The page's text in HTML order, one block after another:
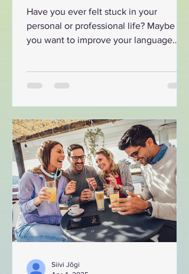
Have you ever felt stuck in your
personal or professional life? Maybe
you want to improve your language
understand how challenging it can be
your full potential with the support of a
personal life coach. Together, we can
create a clear path toward your goals
and personal growth. Why You Should
Hire a Personal Life Coach Hiring
Siivi Jõgi